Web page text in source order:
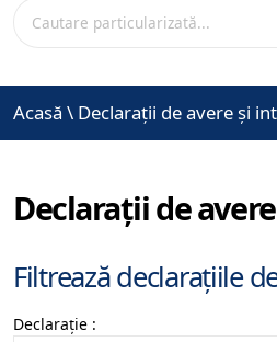
Acasă \ Declarații de avere și
Declarații de
Filtrează declarațiile
Declarație :